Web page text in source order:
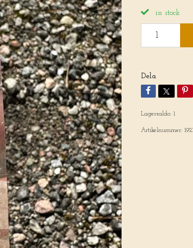
in stock
Dela
Lagersaldo: 1
Artikelnummer: